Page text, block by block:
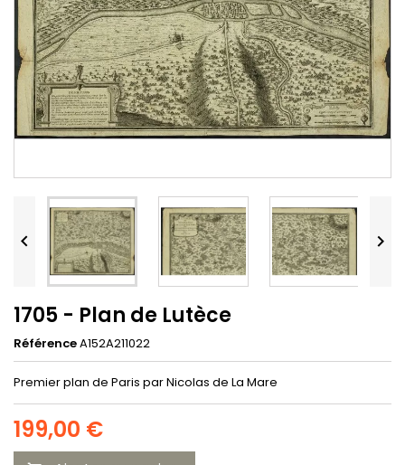
 
1705 - Plan de Lutèce
RéférenceA152A211022
Premier plan de Paris par Nicolas de La Mare
199,00 €